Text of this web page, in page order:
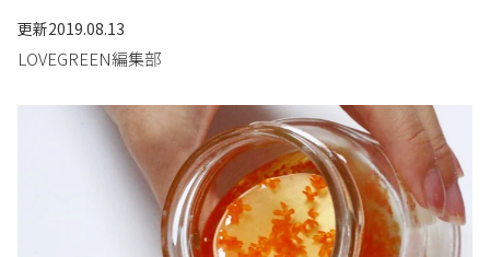
更新2019.08.13
LOVEGREEN編集部